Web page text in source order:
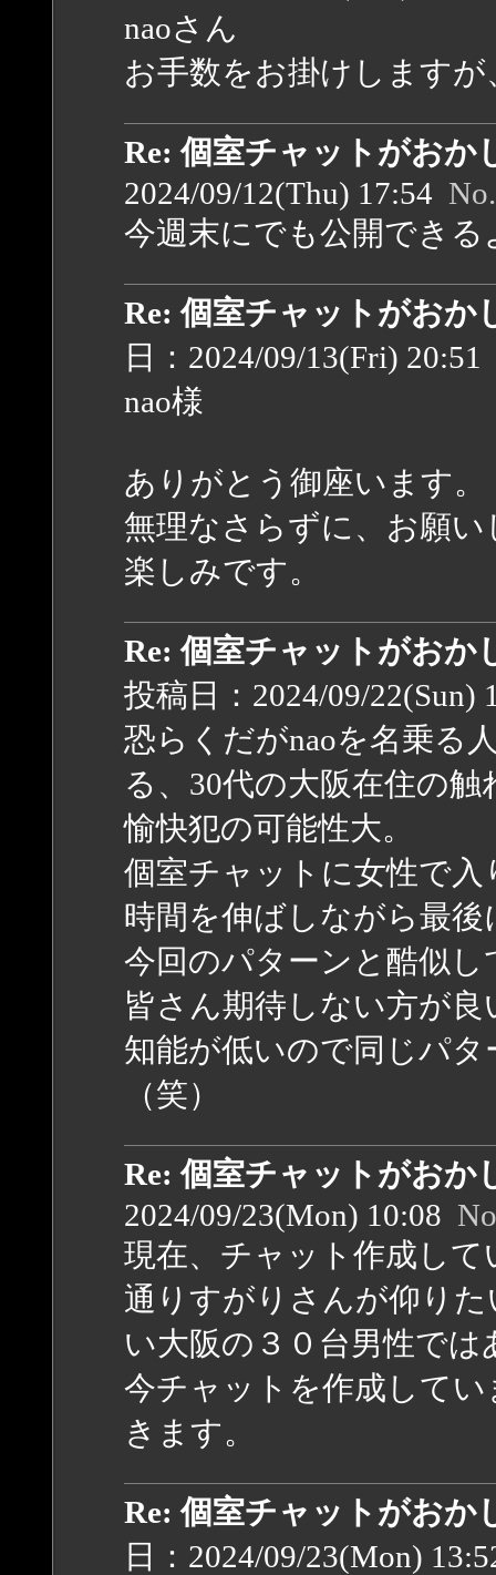
naoさん
お手数をお掛けします
Re: 個室チャットがおか
2024/09/12(Thu) 17:54
今週末にでも公開でき
Re: 個室チャットがおか
日：2024/09/13(Fri) 20:51
nao様
ありがとう御座います。
無理なさらずに、お願い
楽しみです。
Re: 個室チャットがおか
投稿日：2024/09/22(Sun)
恐らくだがnaoを名乗る
る、30代の大阪在住の
愉快犯の可能性大。
個室チャットに女性で
時間を伸ばしながら最
今回のパターンと酷似し
皆さん期待しない方が良
知能が低いので同じパ
（笑）
Re: 個室チャットがおか
2024/09/23(Mon) 10:08
現在、チャット作成して
通りすがりさんが仰り
い大阪の３０台男性で
今チャットを作成して
きます。
Re: 個室チャットがおか
日：2024/09/23(Mon)